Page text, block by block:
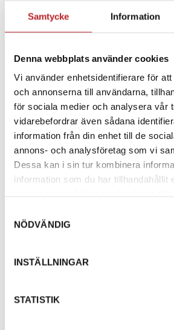
Samtycke Information
Denna webbplats använder cookies
Vi använder enhetsidentifierare för
och annonserna till användarna,
för sociala medier och analysera vår
vidarebefordrar även sådana
information från din enhet till de
annons- och analysföretag som vi
Dessa kan i sin tur kombinera
information som du har tillhandahållit
NÖDVÄNDIG
INSTÄLLNINGAR
STATISTIK
SPECIFIKATION
FÄRG Race Orange
ALTERNATIV